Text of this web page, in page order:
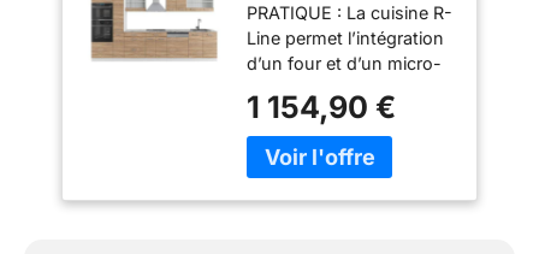
350cm
PRATIQUE : La cuisine R-
Line permet l’intégration
d’un four et d’un micro-
de rangement
supplémentaire grâce à
une colonne étroite avec
1 154,90 €